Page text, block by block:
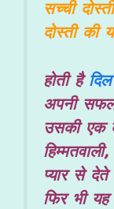
सच्ची
दोस्ती की
होती है दिल
अपनी
उसकी एक
हिम्मतवाली,
प्यार से
फिर भी यह